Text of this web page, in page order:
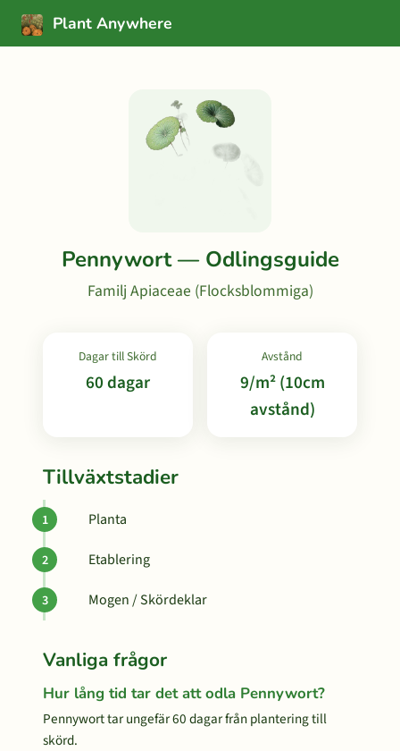
Plant Anywhere
Pennywort — Odlingsguide
Familj Apiaceae (Flocksblommiga)
Dagar till Skörd
60 dagar
Avstånd
9/m² (10cm
avstånd)
Tillväxtstadier
Planta
Etablering
Mogen / Skördeklar
Vanliga frågor
Hur lång tid tar det att odla Pennywort?
Pennywort tar ungefär 60 dagar från plantering till
skörd.